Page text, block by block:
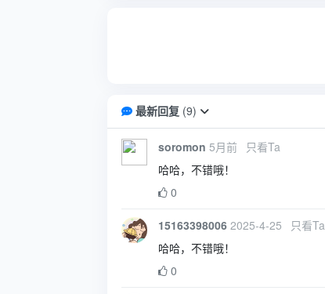
最新回复(9)
soromon 5月前 只看Ta
哈哈，不错哦！
0
15163398006 2025-4-25 只看Ta
哈哈，不错哦！
0